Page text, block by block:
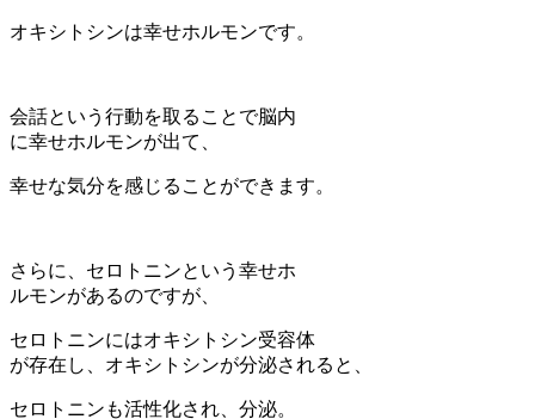
オキシトシンは幸せホルモンです。
会話という行動を取ることで脳内
に幸せホルモンが出て、
幸せな気分を感じることができます。
さらに、セロトニンという幸せホ
ルモンがあるのですが、
セロトニンにはオキシトシン受容体
が存在し、オキシトシンが分泌されると、
セロトニンも活性化され、分泌。